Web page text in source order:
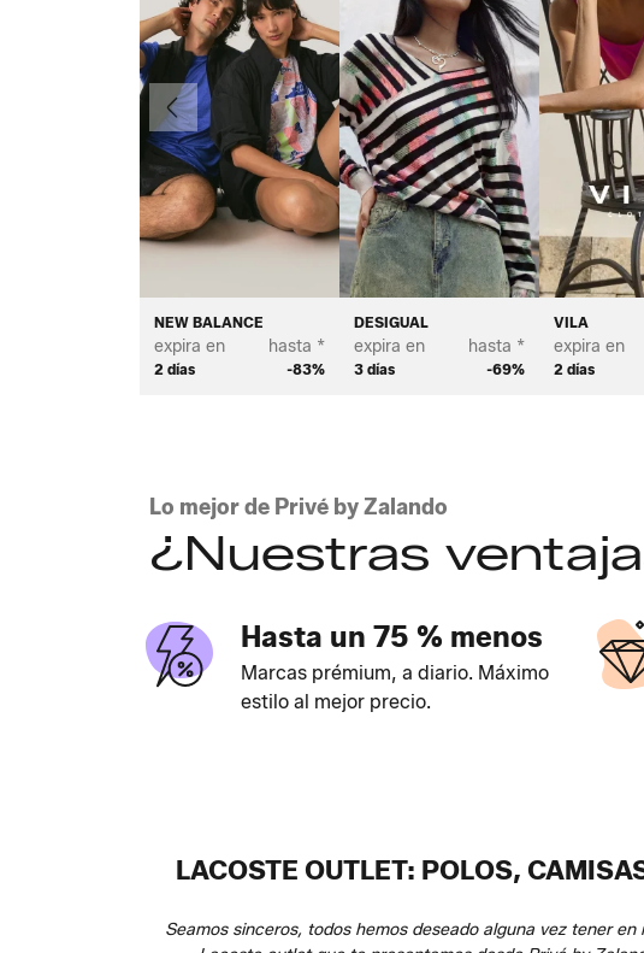
NEW BALANCE
expira en
2 días
hasta *
-83%
DESIGUAL
expira en
3 días
hasta *
-69%
VILA
expira en
2 días
Anteriormente
Lo mejor de Privé by Zalando
¿Nuestras
Hasta un 75 % menos
Marcas prémium, a diario. Máximo
estilo al mejor precio.
LACOSTE OUTLET: POLOS,
Seamos sinceros, todos hemos deseado alguna vez tener